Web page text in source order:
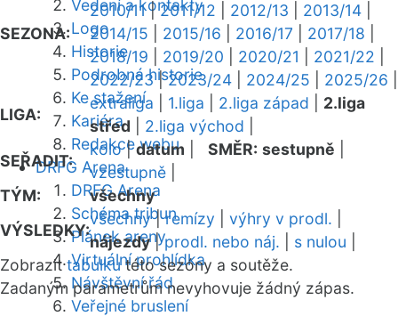
Vedení a kontakty
Logo
Historie
Podrobná historie
Ke stažení
Kariéra
Redakce webu
DRFG Arena
DRFG Arena
Schéma tribun
Plánek areny
Virtuální prohlídka
Návštěvní řád
Veřejné bruslení
SEZONA:
2010/11|2011/12 2012/13 2013/14
2014/15
2015/16 2016/17 2017/18
2018/19
2019/20 2020/21 2021/22
2022/23|2023/24 2024/25 2025/26
LIGA:
extraliga 1.liga 2.liga západ
2.liga
střed
2.liga východ
SEŘADIT:
kolo|datum SMĚR: sestupně
vzestupně
TÝM:
všechny
VÝSLEDKY:
všechny|remízy výhry v prodl.
nájezdy|prodl. nebo náj. s nulou
Zobrazittabulkutéto sezóny a soutěže.
Zadaným parametrům nevyhovuje žádný zápas.